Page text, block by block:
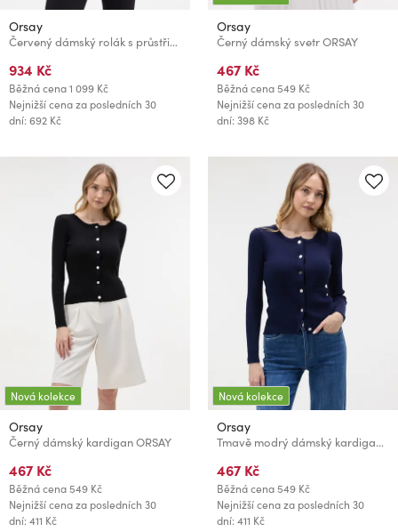
Orsay
Červený dámský rolák s průstřihem ORSAY
934 Kč
Běžná cena1 099 Kč
Nejnižší cena za posledních 30
dní: 692 Kč
Orsay
Černý dámský svetr ORSAY
467 Kč
Běžná cena549 Kč
Nejnižší cena za posledních 30
dní: 398 Kč
Nová kolekce
Orsay
Černý dámský kardigan ORSAY
467 Kč
Běžná cena549 Kč
Nejnižší cena za posledních 30
dní: 411 Kč
Nová kolekce
Orsay
Tmavě modrý dámský kardigan ORSAY
467 Kč
Běžná cena549 Kč
Nejnižší cena za posledních 30
dní: 411 Kč